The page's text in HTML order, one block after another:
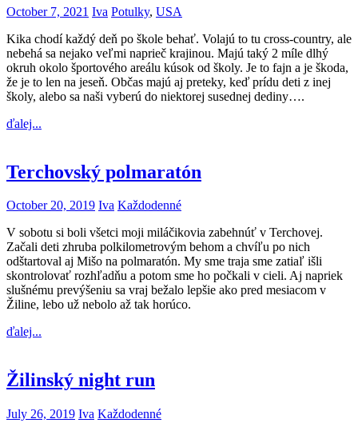
October 7, 2021 Iva Potulky, USA
Kika chodí každý deň po škole behať. Volajú to tu cross-country, ale
nebehá sa nejako veľmi naprieč krajinou. Majú taký 2 míle dlhý
okruh okolo športového areálu kúsok od školy. Je to fajn a je škoda,
že je to len na jeseň. Občas majú aj preteky, keď prídu deti z inej
školy, alebo sa naši vyberú do niektorej susednej dediny….
ďalej...
Terchovský polmaratón
October 20, 2019 Iva Každodenné
V sobotu si boli všetci moji miláčikovia zabehnúť v Terchovej.
Začali deti zhruba polkilometrovým behom a chvíľu po nich
odštartoval aj Mišo na polmaratón. My sme traja sme zatiaľ išli
skontrolovať rozhľadňu a potom sme ho počkali v cieli. Aj napriek
slušnému prevýšeniu sa vraj bežalo lepšie ako pred mesiacom v
Žiline, lebo už nebolo až tak horúco.
ďalej...
Žilinský night run
July 26, 2019 Iva Každodenné